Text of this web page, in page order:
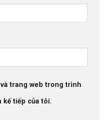
trang web trong trình
kế tiếp của tôi.